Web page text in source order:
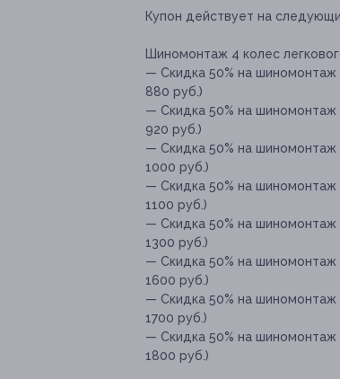
Купон действует на
Шиномонтаж 4 колес
— Скидка 50% на шиномонтаж
880 руб.)
— Скидка 50% на шиномонтаж
920 руб.)
— Скидка 50% на шиномонтаж
1000 руб.)
— Скидка 50% на шиномонтаж
1100 руб.)
— Скидка 50% на шиномонтаж
1300 руб.)
— Скидка 50% на шиномонтаж
1600 руб.)
— Скидка 50% на шиномонтаж
1700 руб.)
— Скидка 50% на шиномонтаж
1800 руб.)